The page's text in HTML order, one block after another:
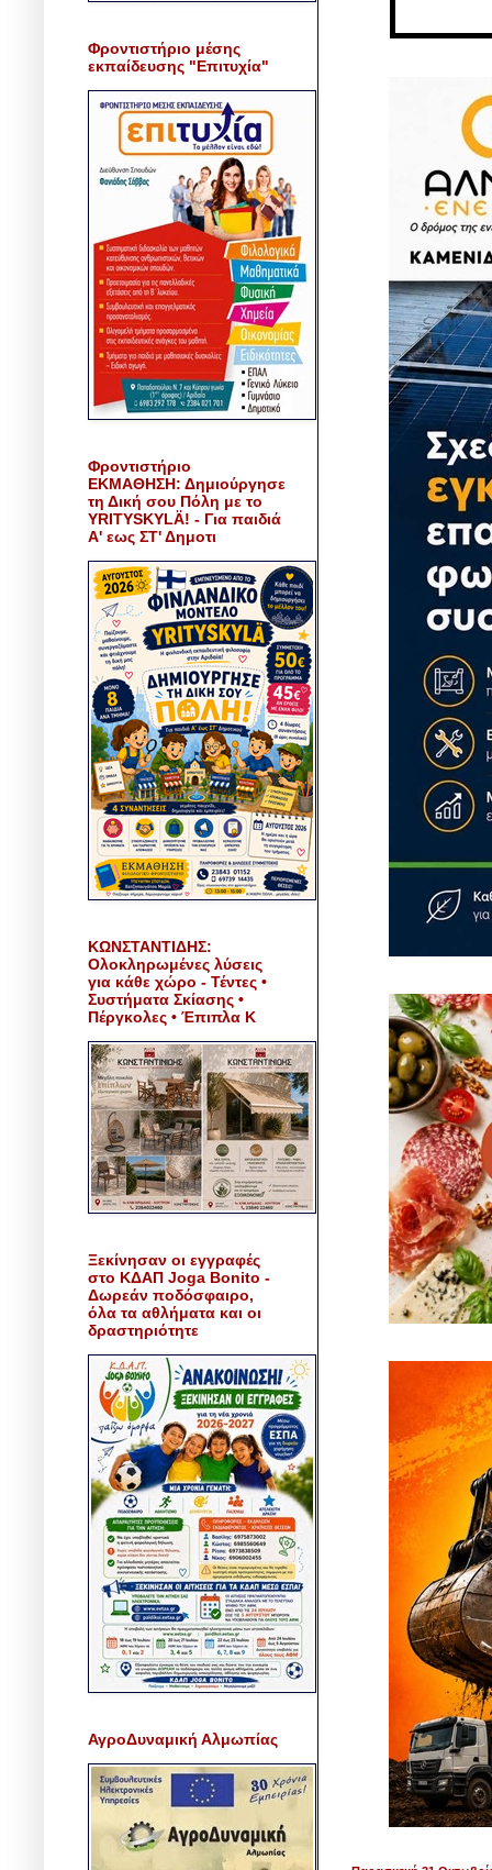
Φροντιστήριο μέσης
εκπαίδευσης "Επιτυχία"
Φροντιστήριο
ΕΚΜΑΘΗΣΗ: Δημιούργησε
τη Δική σου Πόλη με το
YRITYSKYLÄ! - Για παιδιά
Α' εως ΣΤ' Δημοτι
ΚΩΝΣΤΑΝΤΙΔΗΣ:
Ολοκληρωμένες λύσεις
για κάθε χώρο - Τέντες •
Συστήματα Σκίασης •
Πέργκολες • Έπιπλα Κ
Ξεκίνησαν οι εγγραφές
στο ΚΔΑΠ Joga Bonito -
Δωρεάν ποδόσφαιρο,
όλα τα αθλήματα και οι
δραστηριότητε
ΑγροΔυναμική Αλμωπίας